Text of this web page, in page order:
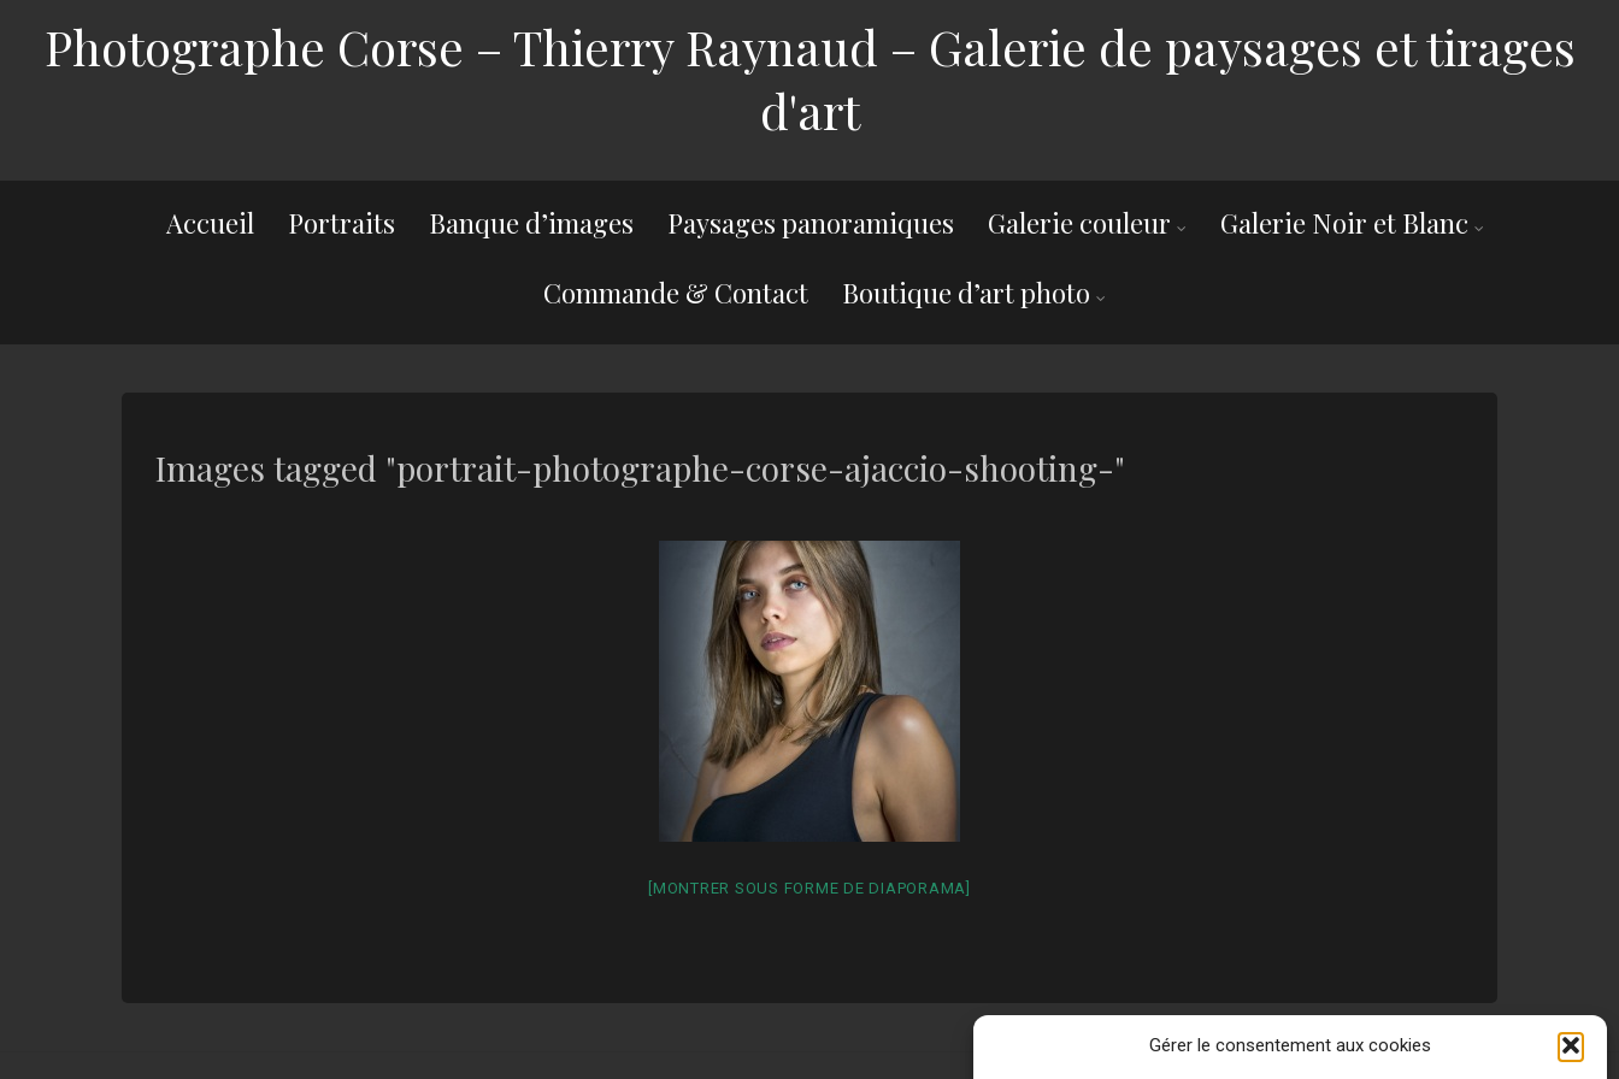
Gérer le consentement aux cookies
Photographe Corse – Thierry Raynaud – Galerie de paysages et tirages
d'art
Accueil Portraits Banque d’images Paysages panoramiques Galerie couleur
Galerie Noir et Blanc
Commande & Contact
Boutique d’art photo
Images tagged "portrait-photographe-corse-ajaccio-shooting-"
[MONTRER SOUS FORME DE DIAPORAMA]